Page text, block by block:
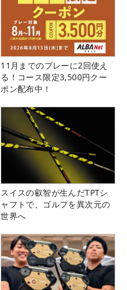
11月までのプレーに2回使え
る！コース限定3,500円クー
ポン配布中！
スイスの叡智が生んだTPTシ
ャフトで、ゴルフを異次元の
世界へ